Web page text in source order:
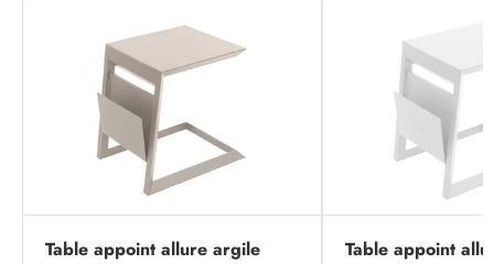
Table appoint allure argile Table appoint